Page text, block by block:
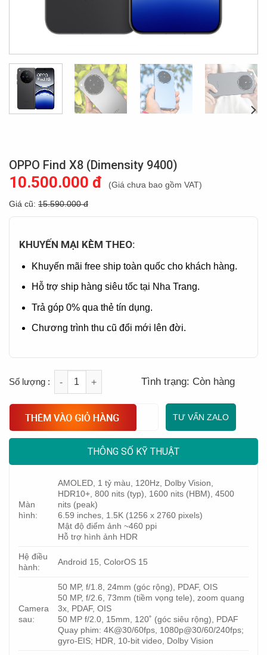
OPPO Find X8 (Dimensity 9400)
10.500.000 đ
(Giá chưa bao gồm VAT)
Giá cũ: 15.590.000 đ
KHUYẾN MẠI KÈM THEO:
Khuyến mãi free ship toàn quốc cho khách hàng.
Hỗ trợ ship hàng siêu tốc tại Nha Trang.
Trả góp 0% qua thẻ tín dụng.
Chương trình thu cũ đổi mới lên đời.
Quantity
Tình trạng: Còn hàng
TƯ VẤN ZALO
THÔNG SỐ KỸ THUẬT
Màn
hình:
AMOLED, 1 tỷ màu, 120Hz, Dolby Vision,
HDR10+, 800 nits (typ), 1600 nits (HBM), 4500
nits (peak)
6.59 inches, 1.5K (1256 x 2760 pixels)
Mật độ điểm ảnh ~460 ppi
Hỗ trợ hình ảnh HDR
Hệ điều
hành:
Android 15, ColorOS 15
Camera
sau:
50 MP, f/1.8, 24mm (góc rộng), PDAF, OIS
50 MP, f/2.6, 73mm (tiềm vọng tele), zoom quang
3x, PDAF, OIS
50 MP f/2.0, 15mm, 120˚ (góc siêu rộng), PDAF
Quay phim: 4K@30/60fps, 1080p@30/60/240fps;
gyro-EIS; HDR, 10‑bit video, Dolby Vision